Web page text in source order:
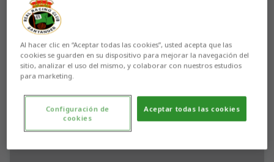
Al hacer clic en “Aceptar todas las cookies”, usted acepta que las
cookies se guarden en su dispositivo para mejorar la navegación del
sitio, analizar el uso del mismo, y colaborar con nuestros estudios
para marketing.
Aceptar todas las cookies
Configuración de
cookies